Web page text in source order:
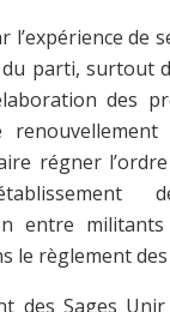
l’expérience de
parti, surtout
des
régner
entre
le règlement
des Sages